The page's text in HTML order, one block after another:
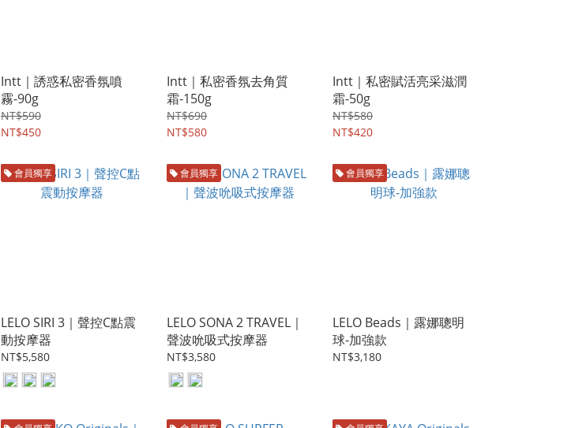
Intt｜誘惑私密香氛噴
霧-90g
NT$590
NT$450
Intt｜私密香氛去角質
霜-150g
NT$690
NT$580
Intt｜私密賦活亮采滋潤
霜-50g
NT$580
NT$420
會員獨享
LELO SIRI 3｜聲控C點震
動按摩器
NT$5,580
會員獨享
LELO SONA 2 TRAVEL｜
聲波吮吸式按摩器
NT$3,580
會員獨享
LELO Beads｜露娜聰明
球-加強款
NT$3,180